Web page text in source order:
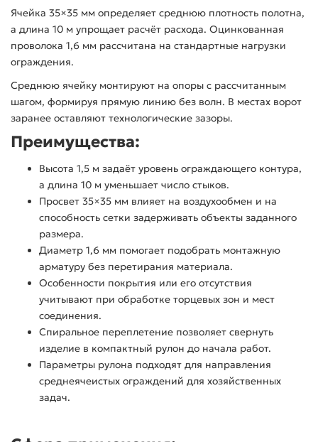
Ячейка 35×35 мм определяет среднюю плотность полотна,
а длина 10 м упрощает расчёт расхода. Оцинкованная
проволока 1,6 мм рассчитана на стандартные нагрузки
ограждения.
Среднюю ячейку монтируют на опоры с рассчитанным
шагом, формируя прямую линию без волн. В местах ворот
заранее оставляют технологические зазоры.
Преимущества:
Высота 1,5 м задаёт уровень ограждающего контура,
а длина 10 м уменьшает число стыков.
Просвет 35×35 мм влияет на воздухообмен и на
способность сетки задерживать объекты заданного
размера.
Диаметр 1,6 мм помогает подобрать монтажную
арматуру без перетирания материала.
Особенности покрытия или его отсутствия
учитывают при обработке торцевых зон и мест
соединения.
Спиральное переплетение позволяет свернуть
изделие в компактный рулон до начала работ.
Параметры рулона подходят для направления
среднеячеистых ограждений для хозяйственных
задач.